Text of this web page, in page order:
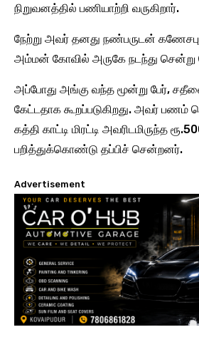
நிறுவனத்தில் பணியாற்றி வருகிறார்.
நேற்று அவர் தனது நண்பருடன்
அம்மன் கோவில் அருகே நடந்து சென்று
அப்போது அங்கு வந்த மூன்று பேர்,
கேட்டதாக கூறப்படுகிறது. அவர் பணம்
கத்தி காட்டி மிரட்டி அவரிடமிருந்த
பறித்துக்கொண்டு தப்பிச் சென்றனர்.
Advertisement